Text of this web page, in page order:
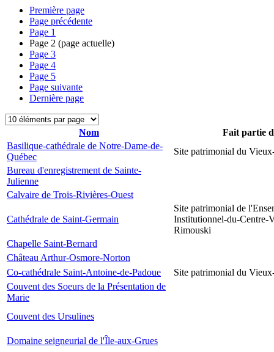
Première page
Page précédente
Page 1
Page 2 (page actuelle)
Page 3
Page 4
Page 5
Page suivante
Dernière page
Nom
Fait partie
Basilique-cathédrale de Notre-Dame-de-
Québec
Site patrimonial du
Bureau d'enregistrement de Sainte-
Julienne
Calvaire de Trois-Rivières-Ouest
Cathédrale de Saint-Germain
Site patrimonial de
Institutionnel-du-Centre-
Rimouski
Chapelle Saint-Bernard
Château Arthur-Osmore-Norton
Co-cathédrale Saint-Antoine-de-Padoue
Site patrimonial du
Couvent des Soeurs de la Présentation de
Marie
Couvent des Ursulines
Domaine seigneurial de l'Île-aux-Grues